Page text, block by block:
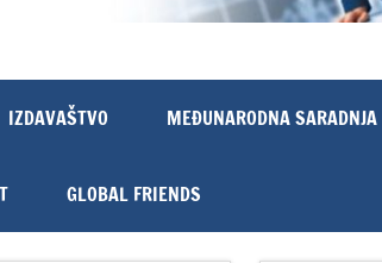
IZDAVAŠTVO MEĐUNARODNA SARADNJA
GLOBAL FRIENDS